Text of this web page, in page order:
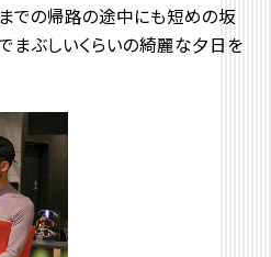
での帰路の途中にも短めの坂
まぶしいくらいの綺麗な夕日を